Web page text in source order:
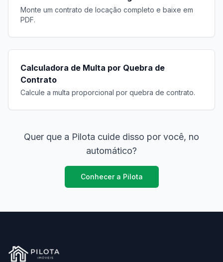
Monte um contrato de locação completo e baixe em
PDF.
Calculadora de Multa por Quebra de
Contrato
Calcule a multa proporcional por quebra de contrato.
Quer que a Pilota cuide disso por você, no
automático?
Conhecer a Pilota